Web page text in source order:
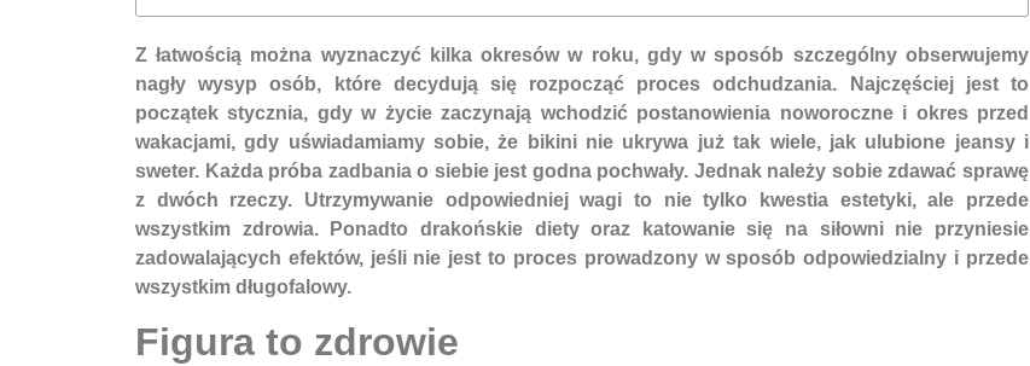
Z łatwością można wyznaczyć kilka okresów w roku, gdy w sposób szczególny obserwujemy
nagły wysyp osób, które decydują się rozpocząć proces odchudzania. Najczęściej jest to
początek stycznia, gdy w życie zaczynają wchodzić postanowienia noworoczne i okres przed
wakacjami, gdy uświadamiamy sobie, że bikini nie ukrywa już tak wiele, jak ulubione jeansy i
sweter. Każda próba zadbania o siebie jest godna pochwały. Jednak należy sobie zdawać sprawę
z dwóch rzeczy. Utrzymywanie odpowiedniej wagi to nie tylko kwestia estetyki, ale przede
wszystkim zdrowia. Ponadto drakońskie diety oraz katowanie się na siłowni nie przyniesie
zadowalających efektów, jeśli nie jest to proces prowadzony w sposób odpowiedzialny i przede
wszystkim długofalowy.
Figura to zdrowie